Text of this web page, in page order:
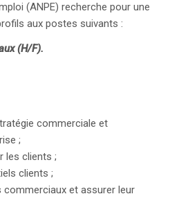
(ANPE) recherche pour une
aux postes suivants :
(H/F).
commerciale et
;
les clients ;
clients ;
et assurer leur